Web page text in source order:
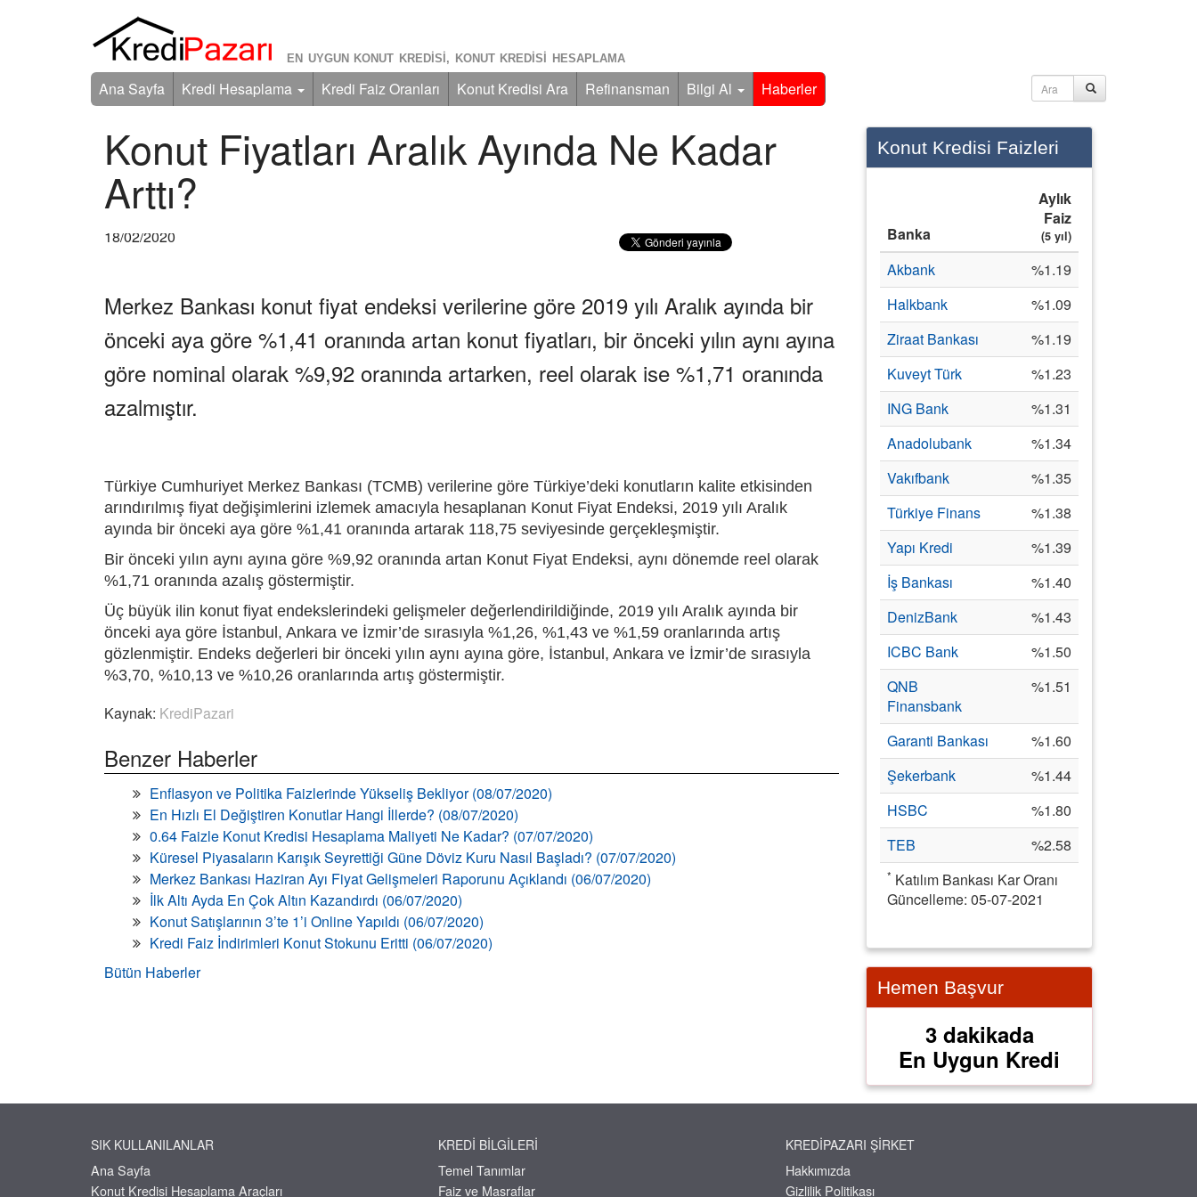
EN UYGUN KONUT KREDISI, KONUT KREDISI HESAPLAMA
Ana Sayfa Kredi Hesaplama Kredi Faiz Oranları Konut Kredisi Ara Refinansman Bilgi Al Haberler
Konut Fiyatları Aralık Ayında Ne Kadar
Arttı?
18/02/2020
Merkez Bankası konut fiyat endeksi verilerine göre 2019 yılı Aralık ayında bir
önceki aya göre %1,41 oranında artan konut fiyatları, bir önceki yılın aynı ayına
göre nominal olarak %9,92 oranında artarken, reel olarak ise %1,71 oranında
azalmıştır.
Türkiye Cumhuriyet Merkez Bankası (TCMB) verilerine göre Türkiye’deki konutların kalite etkisinden
arındırılmış fiyat değişimlerini izlemek amacıyla hesaplanan Konut Fiyat Endeksi, 2019 yılı Aralık
ayında bir önceki aya göre %1,41 oranında artarak 118,75 seviyesinde gerçekleşmiştir.
Bir önceki yılın aynı ayına göre %9,92 oranında artan Konut Fiyat Endeksi, aynı dönemde reel olarak
%1,71 oranında azalış göstermiştir.
Üç büyük ilin konut fiyat endekslerindeki gelişmeler değerlendirildiğinde, 2019 yılı Aralık ayında bir
önceki aya göre İstanbul, Ankara ve İzmir’de sırasıyla %1,26, %1,43 ve %1,59 oranlarında artış
gözlenmiştir. Endeks değerleri bir önceki yılın aynı ayına göre, İstanbul, Ankara ve İzmir’de sırasıyla
%3,70, %10,13 ve %10,26 oranlarında artış göstermiştir.
Kaynak: KrediPazari
Benzer Haberler
Enflasyon ve Politika Faizlerinde Yükseliş Bekliyor (08/07/2020)
En Hızlı El Değiştiren Konutlar Hangi İllerde? (08/07/2020)
0.64 Faizle Konut Kredisi Hesaplama Maliyeti Ne Kadar? (07/07/2020)
Küresel Piyasaların Karışık Seyrettiği Güne Döviz Kuru Nasıl Başladı? (07/07/2020)
Merkez Bankası Haziran Ayı Fiyat Gelişmeleri Raporunu Açıklandı (06/07/2020)
İlk Altı Ayda En Çok Altın Kazandırdı (06/07/2020)
Konut Satışlarının 3’te 1’i Online Yapıldı (06/07/2020)
Kredi Faiz İndirimleri Konut Stokunu Eritti (06/07/2020)
Bütün Haberler
Konut Kredisi Faizleri
Banka
Aylık
Faiz
(5 yıl)
* Katılım Bankası Kar Oranı
Güncelleme: 05-07-2021
Akbank
%1.19
Halkbank
%1.09
Ziraat Bankası
%1.19
Kuveyt Türk
%1.23
ING Bank
%1.31
Anadolubank
%1.34
Vakıfbank
%1.35
Türkiye Finans
%1.38
Yapı Kredi
%1.39
İş Bankası
%1.40
DenizBank
%1.43
ICBC Bank
%1.50
QNB
Finansbank
%1.51
Garanti Bankası
%1.60
Şekerbank
%1.44
HSBC
%1.80
TEB
%2.58
Hemen Başvur
3 dakikada
En Uygun Kredi
SIK KULLANILANLAR
Ana Sayfa
Konut Kredisi Hesaplama Araçları
KREDI BILGILERI
Temel Tanımlar
Faiz ve Masraflar
KREDIPAZARI ŞIRKET
Hakkımızda
Gizlilik Politikası